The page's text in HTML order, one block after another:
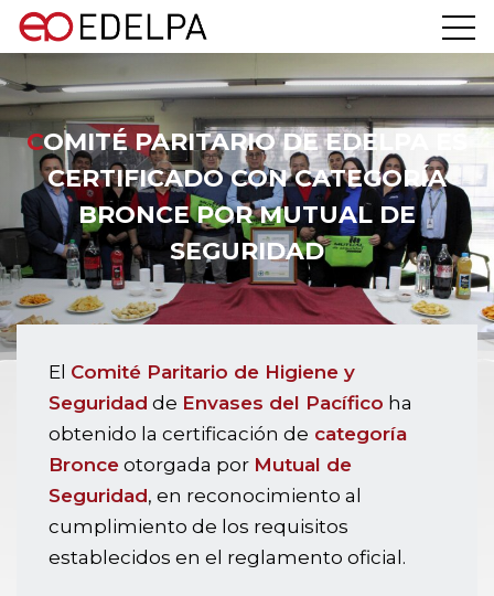
COMITÉ PARITARIO DE EDELPA ES
CERTIFICADO CON CATEGORÍA
BRONCE POR MUTUAL DE
SEGURIDAD
El Comité Paritario de Higiene y
Seguridad de Envases del Pacífico ha
obtenido la certificación de categoría
Bronce otorgada por Mutual de
Seguridad, en reconocimiento al
cumplimiento de los requisitos
establecidos en el reglamento oficial.